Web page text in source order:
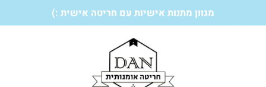
מגוון מתנות אישיות עם חריטה אישית :)